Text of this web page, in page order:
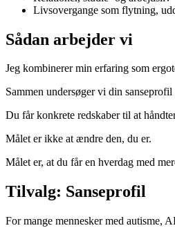
Livsovergange som flytning,
Sådan arbejder vi
Jeg kombinerer min erfaring som
Sammen undersøger vi din
Du får konkrete redskaber til at
Målet er ikke at ændre den, du er.
Målet er, at du får en hverdag med
Tilvalg: Sanseprofil
For mange mennesker med autisme,